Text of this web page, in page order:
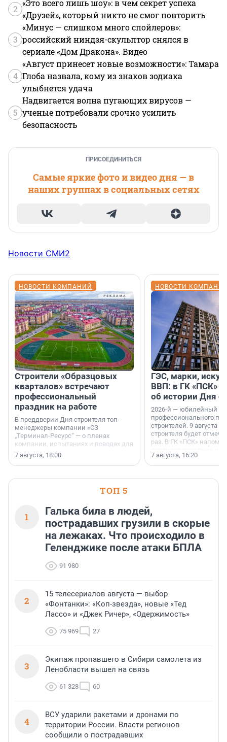
2
«Это всего лишь шоу»: в чем секрет успеха
«Друзей», который никто не смог повторить
3
«Минус — слишком много спойлеров»:
российский ниндзя-скульптор снялся в
сериале «Дом Дракона». Видео
4
«Август принесет новые возможности»: Тамара
Глоба назвала, кому из знаков зодиака
улыбнется удача
5
Надвигается волна пугающих вирусов —
ученые потребовали срочно усилить
безопасность
ПРИСОЕДИНИТЬСЯ
Самые яркие фото и видео дня — в
наших группах в социальных сетях
Новости СМИ2
НОВОСТИ КОМПАНИЙ
Строители «Образцовых
кварталов» встречают
профессиональный
праздник на работе
В преддверии Дня строителя топ-
менеджеры компании «СЗ
„Терминал-Ресурс“ — о планах
компании, испытаниях и поводах для
осторожного оптимизма.
7 августа, 18:00
НОВОСТИ
ГЭС, марки,
ВВП: в ГК «ПСК»
об истории Дня
2026-й — юбилейный
профессионального
строителей. 9 августа
строителя будет
раз. В ГК «ПСК»
поменялась роль
7 августа, 16:20
ТОП 5
1
Галька била в людей,
пострадавших грузили в скорые
на лежаках. Что происходило в
Геленджике после атаки БПЛА
91 980
2
15 телесериалов августа — выбор
«Фонтанки»: «Коп-звезда», новые «Тед
Лассо» и «Джек Ричер», «Одержимость»
75 969 27
3
Экипаж пропавшего в Сибири самолета из
Ленобласти вышел на связь
61 328 60
4
ВСУ ударили ракетами и дронами по
территории России. Власти регионов
сообщили о пострадавших